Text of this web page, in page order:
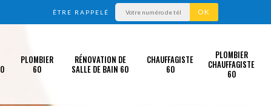
ÊTRE RAPPELÉ
PLOMBIER
60
RÉNOVATION DE
SALLE DE BAIN 60
CHAUFFAGISTE
60
PLOMBIER
CHAUFFAGISTE
60